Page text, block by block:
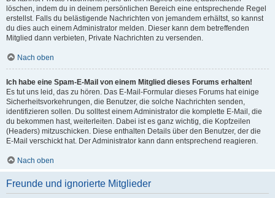
löschen, indem du in deinem persönlichen Bereich eine entsprechende Regel
erstellst. Falls du belästigende Nachrichten von jemandem erhältst, so kannst
du dies auch einem Administrator melden. Dieser kann dem betreffenden
Mitglied dann verbieten, Private Nachrichten zu versenden.
Nach oben
Ich habe eine Spam-E-Mail von einem Mitglied dieses Forums erhalten!
Es tut uns leid, das zu hören. Das E-Mail-Formular dieses Forums hat einige
Sicherheitsvorkehrungen, die Benutzer, die solche Nachrichten senden,
identifizieren sollen. Du solltest einem Administrator die komplette E-Mail, die
du bekommen hast, weiterleiten. Dabei ist es ganz wichtig, die Kopfzeilen
(Headers) mitzuschicken. Diese enthalten Details über den Benutzer, der die
E-Mail verschickt hat. Der Administrator kann dann entsprechend reagieren.
Nach oben
Freunde und ignorierte Mitglieder